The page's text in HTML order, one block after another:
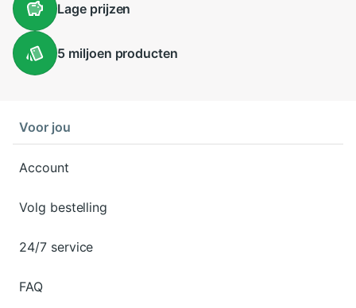
Lageprijzen
5 miljoen producten
Voor jou
Account
Volg bestelling
24/7 service
FAQ